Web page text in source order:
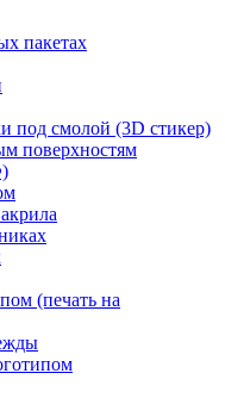
пакетах
под смолой (3D стикер)
поверхностям
(печать на